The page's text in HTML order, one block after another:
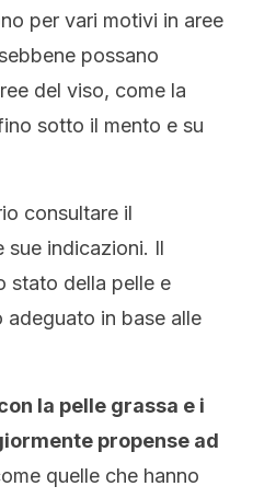
per vari motivi in aree
possano
del viso, come la
sotto il mento e su
consultare il
sue indicazioni. Il
stato della pelle e
in base alle
la pelle grassa e i
propense ad
quelle che hanno